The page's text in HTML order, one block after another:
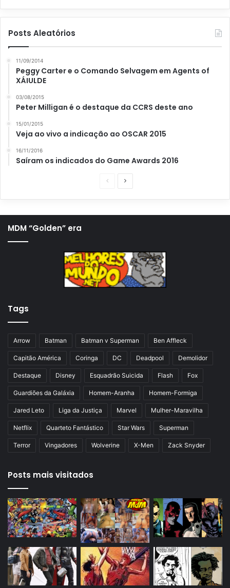
Posts Aleatórios
11/09/2014
Peggy Carter e o Comando Selvagem em Agents of
XÁIULDE
03/08/2015
Peter Milligan é o destaque da CCRS deste ano
15/01/2015
Veja ao vivo a indicação ao OSCAR 2015
16/11/2016
Saíram os indicados do Game Awards 2016
a
a
n
m
a
p
n
MDM “Golden” era
Tags
Arrow Batman Batman v Superman Ben Affleck
Capitão América Coringa DC Deadpool Demolidor
Destaque Disney Esquadrão Suicida Flash Fox
Guardiões da Galáxia Homem-Aranha Homem-Formiga
Jared Leto Liga da Justiça Marvel Mulher-Maravilha
Netflix Quarteto Fantástico Star Wars Superman
Terror Vingadores Wolverine X-Men Zack Snyder
Posts mais visitados